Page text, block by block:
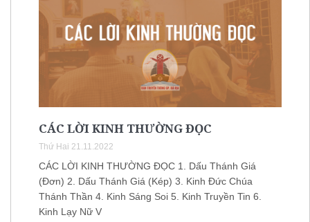
CÁC LỜI KINH THƯỜNG ĐỌC
Thứ Hai 21.11.2022
CÁC LỜI KINH THƯỜNG ĐỌC 1. Dấu Thánh Giá
(Đơn) 2. Dấu Thánh Giá (Kép) 3. Kinh Đức Chúa
Thánh Thần 4. Kinh Sáng Soi 5. Kinh Truyền Tin 6.
Kinh Lạy Nữ V